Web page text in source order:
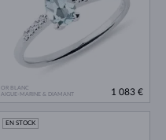
OR BLANC
AIGUE-MARINE & DIAMANT
1 083 €
EN STOCK